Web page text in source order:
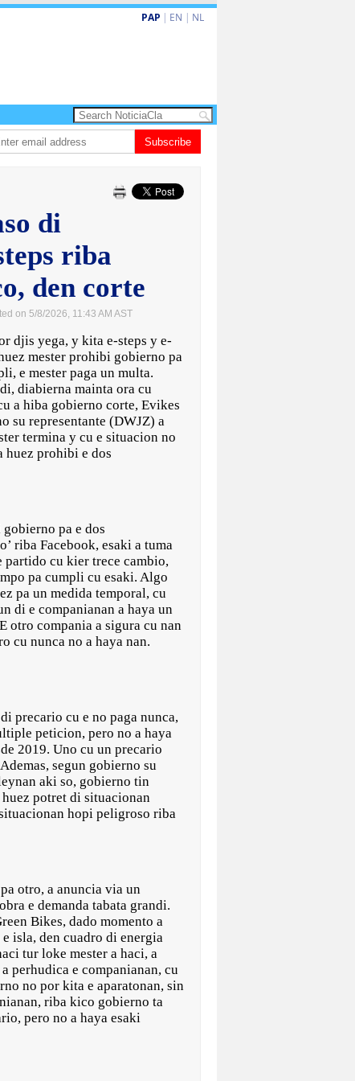
PAP | EN | NL
Prevencion ta clave den lucha contra criminalidad
Subscribe
di
riba
den corte
on 5/8/2026, 11:43 AM AST
djis yega, y kita e-steps y e-
mester prohibi gobierno pa
e mester paga un multa.
diabierna mainta ora cu
a hiba gobierno corte, Evikes
su representante (DWJZ) a
termina y cu e situacion no
huez prohibi e dos
pa e dos
riba Facebook, esaki a tuma
partido cu kier trece cambio,
pa cumpli cu esaki. Algo
pa un medida temporal, cu
di e companianan a haya un
otro compania a sigura cu nan
cu nunca no a haya nan.
precario cu e no paga nunca,
peticion, pero no a haya
2019. Uno cu un precario
segun gobierno su
aki so, gobierno tin
huez potret di situacionan
hopi peligroso riba
otro, a anuncia via un
e demanda tabata grandi.
Bikes, dado momento a
isla, den cuadro di energia
tur loke mester a haci, a
perhudica e companianan, cu
no por kita e aparatonan, sin
riba kico gobierno ta
pero no a haya esaki